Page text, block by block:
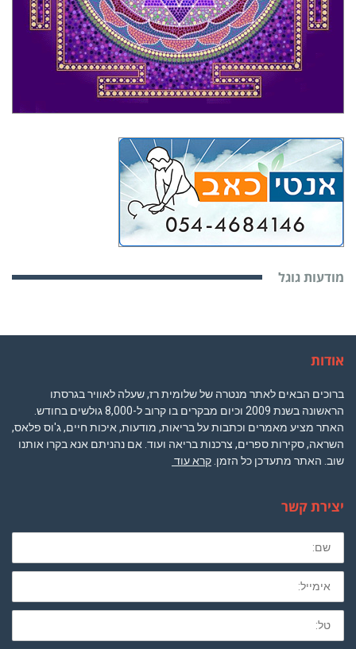
מודעות גוגל
אודות
ברוכים הבאים לאתר מנטרה של שלומית רז, שעלה לאוויר בגרסתו
הראשונה בשנת 2009 וכיום מבקרים בו קרוב ל-8,000 גולשים בחודש.
האתר מציע מאמרים וכתבות על בריאות, מודעות, איכות חיים, ג'וס פלאס,
השראה, סקירות ספרים, צרכנות בריאה ועוד. אם נהניתם אנא בקרו אותנו
שוב. האתר מתעדכן כל הזמן. קרא עוד
יצירת קשר
שם
מלא
חובה
לא
חובה